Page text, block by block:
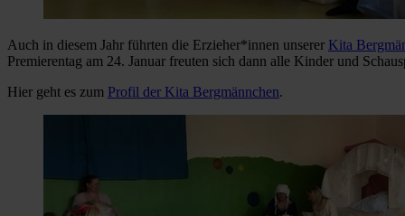
Auch in diesem Jahr führten die Erzieher*innen unserer Kita
Premierentag am 24. Januar freuten sich dann alle Kinder und
Hier geht es zum Profil der Kita Bergmännchen.